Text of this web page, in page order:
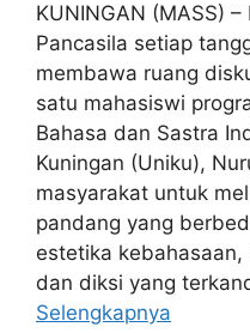
KUNINGAN (MASS)
Pancasila setiap
membawa ruang
satu mahasiswi
Bahasa dan Sastra
Kuningan (Uniku),
masyarakat untuk
pandang yang
estetika
dan diksi yang
Selengkapnya